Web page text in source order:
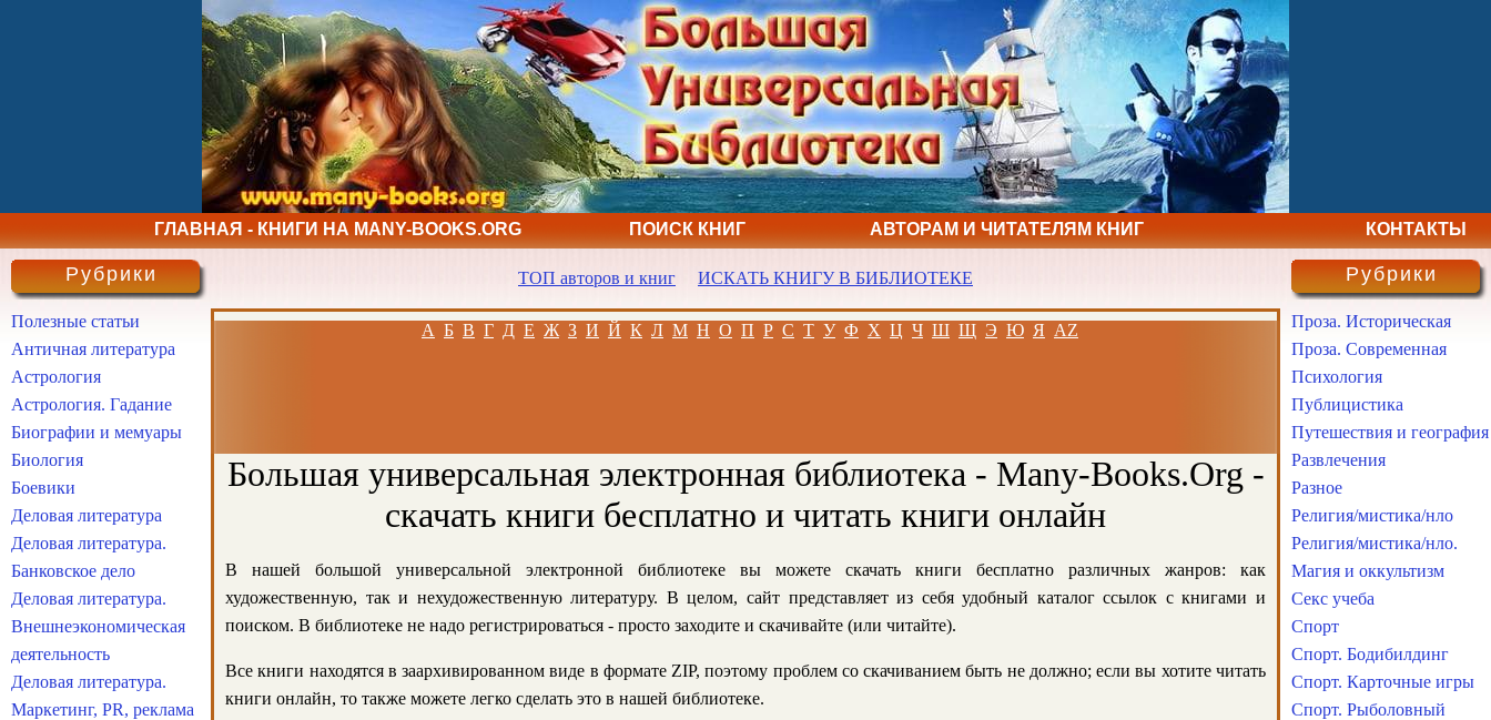
ГЛАВНАЯ - КНИГИ НА MANY-BOOKS.ORG ПОИСК КНИГ АВТОРАМ И ЧИТАТЕЛЯМ КНИГ КОНТАКТЫ
ТОП авторов и книг ИСКАТЬ КНИГУ В БИБЛИОТЕКЕ
А Б В Г Д Е Ж З И Й К Л М Н О П Р С Т У Ф Х Ц Ч Ш Щ Э Ю Я AZ
Большая универсальная электронная библиотека - Many-Books.Org -
скачать книги бесплатно и читать книги онлайн
В нашей большой универсальной электронной библиотеке вы можете скачать книги бесплатно различных жанров: как
художественную, так и нехудожественную литературу. В целом, сайт представляет из себя удобный каталог ссылок с книгами и
поиском. В библиотеке не надо регистрироваться - просто заходите и скачивайте (или читайте).
Все книги находятся в заархивированном виде в формате ZIP, поэтому проблем со скачиванием быть не должно; если вы хотите читать
книги онлайн, то также можете легко сделать это в нашей библиотеке.
Рубрики
Полезные статьи
Античная литература
Астрология
Астрология. Гадание
Биографии и мемуары
Биология
Боевики
Деловая литература
Деловая литература.
Банковское дело
Деловая литература.
Внешнеэкономическая
деятельность
Деловая литература.
Маркетинг, PR, реклама
Рубрики
Проза. Историческая
Проза. Современная
Психология
Публицистика
Путешествия и география
Развлечения
Разное
Религия/мистика/нло
Религия/мистика/нло.
Магия и оккультизм
Секс учеба
Спорт
Спорт. Бодибилдинг
Спорт. Карточные игры
Спорт. Рыболовный